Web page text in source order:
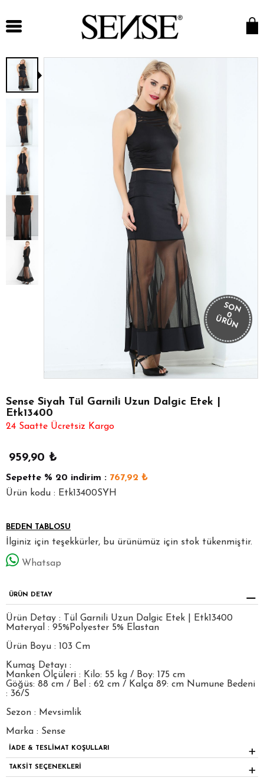
SON
0
ÜRÜN
Sense Siyah Tül Garnili Uzun Dalgic Etek |
Etk13400
24 Saatte Ücretsiz Kargo
959,90 ₺
Sepette % 20 indirim : 767,92 ₺
Ürün kodu : Etk13400SYH
BEDEN TABLOSU
İlginiz için teşekkürler, bu ürünümüz için stok tükenmiştir.
Whatsap
ÜRÜN DETAY
Ürün Detay : Tül Garnili Uzun Dalgic Etek | Etk13400
Materyal : 95%Polyester 5% Elastan
Ürün Boyu : 103 Cm
Kumaş Detayı :
Manken Ölçüleri : Kilo: 55 kg / Boy: 175 cm
Göğüs: 88 cm / Bel : 62 cm / Kalça 89: cm Numune Bedeni
: 36/S
Sezon : Mevsimlik
Marka : Sense
İADE & TESLİMAT KOŞULLARI
TAKSİT SEÇENEKLERİ